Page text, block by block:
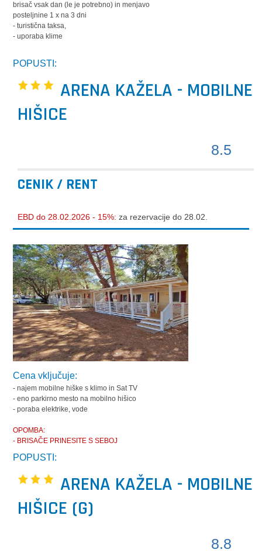
brisač vsak dan (le je potrebno) in menjavo
posteljnine 1 x na 3 dni
- turistična taksa,
- uporaba klime
POPUSTI:
ARENA KAŽELA - MOBILNE
HIŠICE
8.5
CENIK / RENT
EBD do 28.02.2026 - 15%:za rezervacije do 28.02.
Cena vključuje:
- najem mobilne hiške s klimo in Sat TV
- eno parkirno mesto na mobilno hišico
- poraba elektrike, vode
OPOMBA:
- BRISAČE PRINESITE S SEBOJ
POPUSTI:
ARENA KAŽELA - MOBILNE
HIŠICE (G)
8.8